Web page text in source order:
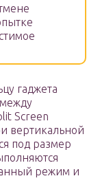
гаджета
Screen
вертикальной
под размер
режим и